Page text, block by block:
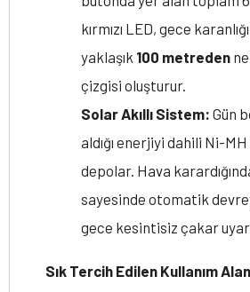
kırmızı LED, gece
yaklaşık 100 metreden
çizgisi oluşturur.
Solar Akıllı Sistem: Gün
aldığı enerjiyi dahili Ni-
depolar. Hava
sayesinde otomatik
gece kesintisiz çakar
Sık Tercih Edilen Kullanım